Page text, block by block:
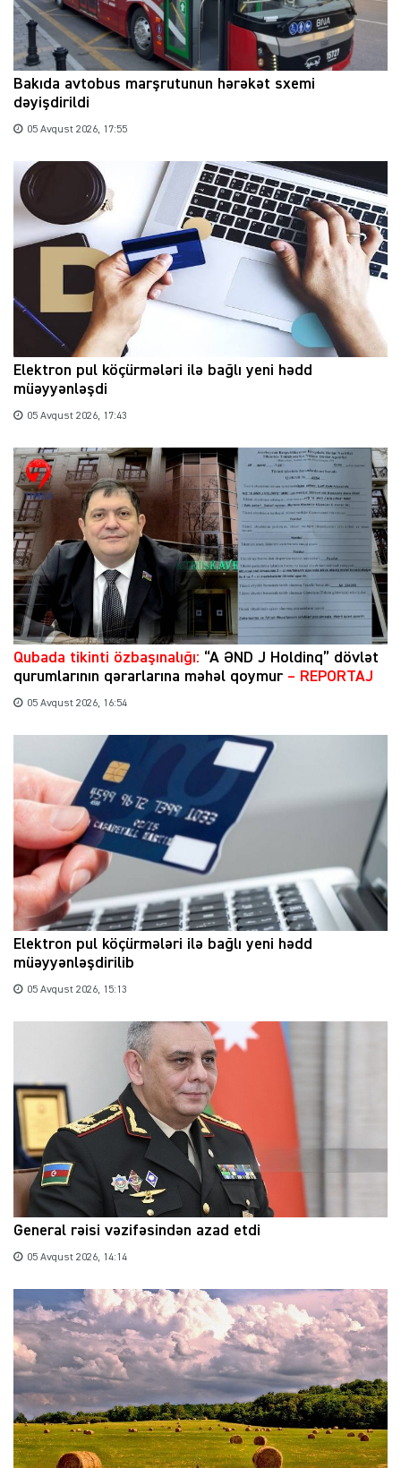
Bakıda avtobus marşrutunun hərəkət sxemi
dəyişdirildi
05 Avqust 2026, 17:55
Elektron pul köçürmələri ilə bağlı yeni hədd
müəyyənləşdi
05 Avqust 2026, 17:43
Qubada tikinti özbaşınalığı: “A ƏND J Holdinq” dövlət
qurumlarının qərarlarına məhəl qoymur – REPORTAJ
05 Avqust 2026, 16:54
Elektron pul köçürmələri ilə bağlı yeni hədd
müəyyənləşdirilib
05 Avqust 2026, 15:13
General rəisi vəzifəsindən azad etdi
05 Avqust 2026, 14:14